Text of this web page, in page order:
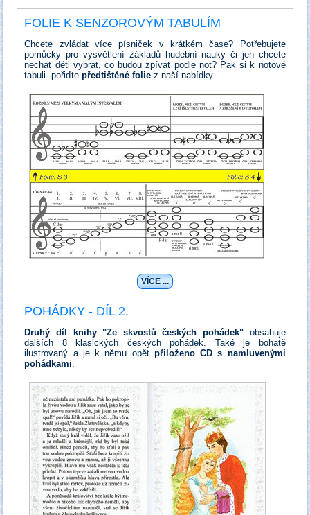
FOLIE K SENZOROVÝM TABULÍM
Chcete zvládat více písniček v krátkém čase? Potřebujete
pomůcky pro vysvětlení základů hudební nauky či jen chcete
nechat děti vybrat, co budou zpívat podle not? Pak si k notové
tabuli pořiďtepředtištěné folie z naší nabídky.
VÍCE ...
POHÁDKY - DÍL 2.
Druhý díl knihy "Ze skvostů českých pohádek"obsahuje
dalších 8 klasických českých pohádek. Také je bohatě
ilustrovaný a je k němu opět přiloženo CD s namluvenými
pohádkami.